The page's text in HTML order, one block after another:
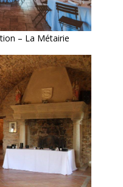
– La Métairie